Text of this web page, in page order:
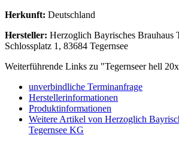
Herkunft: Deutschland
Hersteller: Herzoglich Bayrisches Brauhaus
Schlossplatz 1, 83684 Tegernsee
Weiterführende Links zu "Tegernseer hell
unverbindliche Terminanfrage
Herstellerinformationen
Produktinformationen
Weitere Artikel von Herzoglich
Tegernsee KG